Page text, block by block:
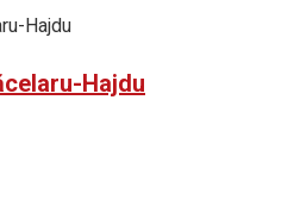
Hajdu